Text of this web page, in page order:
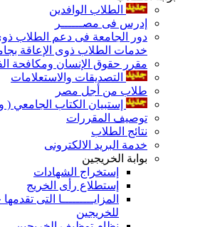
الطلاب الوافدين
إدرس فى مصــــــر
دور الجامعة فى دعم الطلاب
خدمات الطلاب ذوى الإعاقة
مقرر حقوق الإنسان ومكافحة
التصديقات والاستعلامات
طلاب من أجل مصر
إستبيان الكتاب الجامعي
توصيف المقررات
نتائج الطلاب
خدمة البريد الالكترونى
بوابة الخريجين
إستخراج الشهادات
إستطلاع رأى الخريج
المزايـــــــــا التى
للخريجين